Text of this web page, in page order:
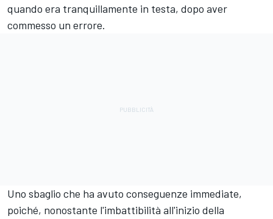
quando era tranquillamente in testa, dopo aver
commesso un errore.
Uno sbaglio che ha avuto conseguenze immediate,
poiché, nonostante l'imbattibilità all'inizio della